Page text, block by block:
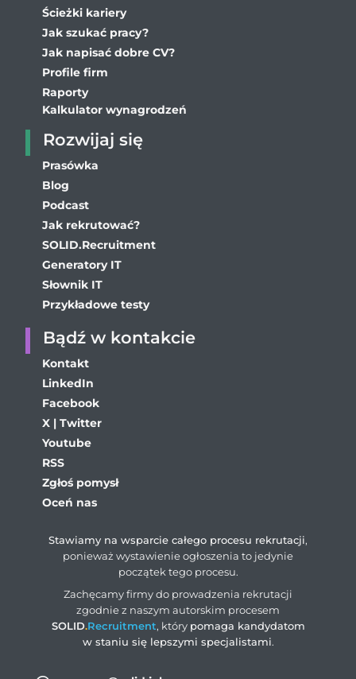
Ścieżki kariery
Jak szukać pracy?
Jak napisać dobre CV?
Profile firm
Raporty
Kalkulator wynagrodzeń
Rozwijaj się
Prasówka
Blog
Podcast
Jak rekrutować?
SOLID.Recruitment
Generatory IT
Słownik IT
Przykładowe testy
Bądź w kontakcie
Kontakt
LinkedIn
Facebook
X | Twitter
Youtube
RSS
Zgłoś pomysł
Oceń nas
Stawiamy na wsparcie całego procesu rekrutacji,
ponieważ wystawienie ogłoszenia to jedynie
początek tego procesu.
Zachęcamy firmy do prowadzenia rekrutacji
zgodnie z naszym autorskim procesem
SOLID.Recruitment, który pomaga kandydatom
w staniu się lepszymi specjalistami.